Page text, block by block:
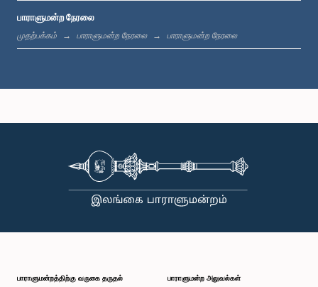
பி.ப. 1:00 - பி.ப. 1:09
பி.ப. 1:18 - பி.ப. 1:23
பி.ப. 1:23 - பி.ப. 1:31
பாராளுமன்ற நேரலை
முதற்பக்கம் பாராளுமன்ற நேரலை பாராளுமன்ற நேரலை
பாராளுமன்றத்திற்கு வருகை தருதல் பாராளுமன்ற அலுவல்கள்